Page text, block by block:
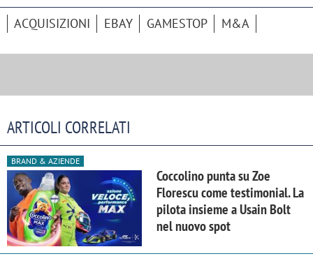
ACQUISIZIONI EBAY GAMESTOP M&A
ARTICOLI CORRELATI
BRAND & AZIENDE
Coccolino punta su Zoe
Florescu come testimonial. La
pilota insieme a Usain Bolt
nel nuovo spot